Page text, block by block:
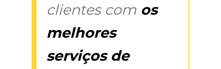
clientes com os
melhores
serviços de